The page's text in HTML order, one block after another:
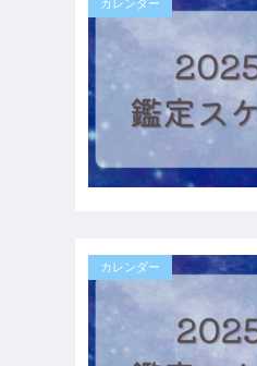
カレンダー
カレンダー